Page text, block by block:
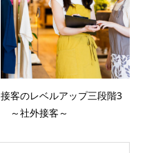
接客のレベルアップ三段階3
～社外接客～